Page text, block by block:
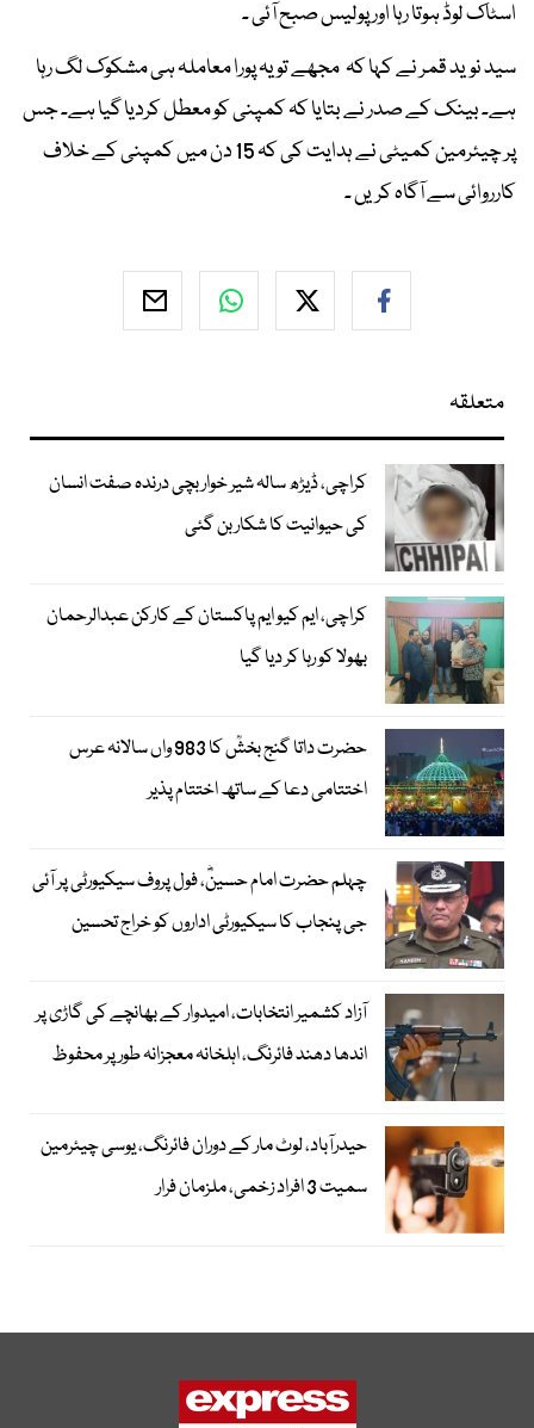
اسٹاک لوڈ ہوتا رہا اور پولیس صبح آئی ۔
سید نوید قمر نے کہا کہ مجھے تو یہ پورا معاملہ ہی مشکوک لگ رہا
ہے۔ بینک کے صدر نے بتایا کہ کمپنی کو معطل کردیا گیا ہے۔ جس
پر چیئرمین کمیٹی نے ہدایت کی کہ 15 دن میں کمپنی کے خلاف
کارروائی سے آگاہ کریں ۔
متعلقہ
کراچی، ڈیڑھ سالہ شیر خوار بچی درندہ صفت انسان
کی حیوانیت کا شکار بن گئی
کراچی، ایم کیو ایم پاکستان کے کارکن عبدالرحمان
بھولا کو رہا کر دیا گیا
حضرت داتا گنج بخشؒ کا 983 واں سالانہ عرس
اختتامی دعا کے ساتھ اختتام پذیر
چہلم حضرت امام حسینؓ، فول پروف سیکیورٹی پر آئی
جی پنجاب کا سیکیورٹی اداروں کو خراج تحسین
آزاد کشمیر انتخابات، امیدوار کے بھانچے کی گاڑی پر
اندھا دھند فائرنگ، اہلخانہ معجزانہ طور پر محفوظ
حیدرآباد، لوٹ مار کے دوران فائرنگ، یوسی چیئرمین
سمیت 3 افراد زخمی، ملزمان فرار